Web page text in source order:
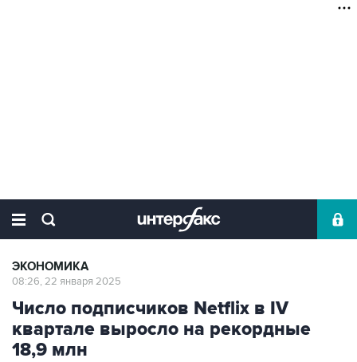
ЭКОНОМИКА
08:26, 22 января 2025
Число подписчиков Netflix в IV
квартале выросло на рекордные
18,9 млн